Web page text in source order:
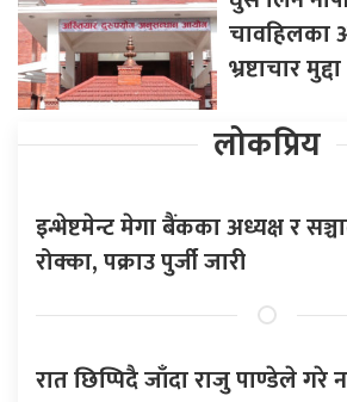
चावहिलका
भ्रष्टाचार मुद्दा
लोकप्रिय
इन्भेष्टमेन्ट मेगा बैंकका अध्यक्ष र
रोक्का, पक्राउ पुर्जी जारी
रात छिप्पिदै जाँदा राजु पाण्डेले गरे